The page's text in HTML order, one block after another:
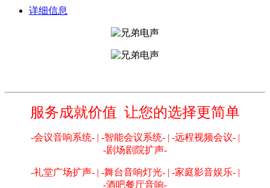
详细信息
服务成就价值 让您的选择更简单
-会议音响系统- | -智能会议系统- | -远程视频会议- |
-剧场剧院扩声-
-礼堂广场扩声- | -舞台音响灯光- | -家庭影音娱乐- |
-酒吧餐厅音响-